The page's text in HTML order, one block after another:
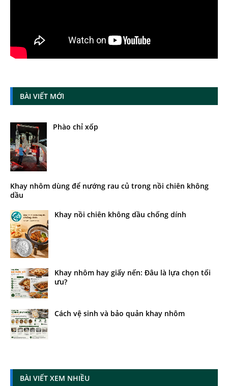
BÀI VIẾT MỚI
Phào chỉ xốp
Khay nhôm dùng để nướng rau củ trong nồi chiên không
dầu
Khay nồi chiên không dầu chống dính
Khay nhôm hay giấy nến: Đâu là lựa chọn tối
ưu?
Cách vệ sinh và bảo quản khay nhôm
BÀI VIẾT XEM NHIỀU